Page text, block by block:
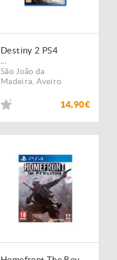
Destiny 2 PS4
São João da
Madeira ,Aveiro
14,90€